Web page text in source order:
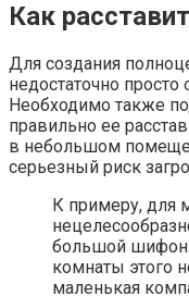
Как
Для создания
недостаточно
Необходимо также
правильно ее
в небольшом
серьезный риск
К примеру, для
большой
комнаты этого
маленькая